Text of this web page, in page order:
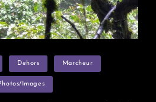
Dehors Marcheur
images